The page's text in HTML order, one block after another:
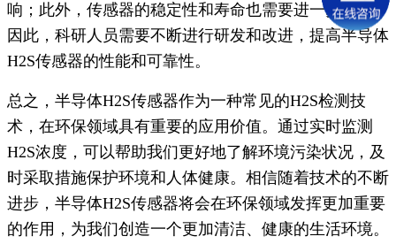
响；此外，传感器的稳定性和寿命也需要进一步改进。
因此，科研人员需要不断进行研发和改进，提高半导体
H2S传感器的性能和可靠性。
总之，半导体H2S传感器作为一种常见的H2S检测技
术，在环保领域具有重要的应用价值。通过实时监测
H2S浓度，可以帮助我们更好地了解环境污染状况，及
时采取措施保护环境和人体健康。相信随着技术的不断
进步，半导体H2S传感器将会在环保领域发挥更加重要
的作用，为我们创造一个更加清洁、健康的生活环境。